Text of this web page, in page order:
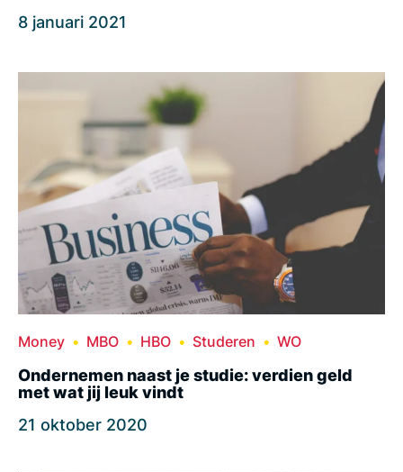
8 januari 2021
Money MBO HBO Studeren WO
Ondernemen naast je studie: verdien geld
met wat jij leuk vindt
21 oktober 2020